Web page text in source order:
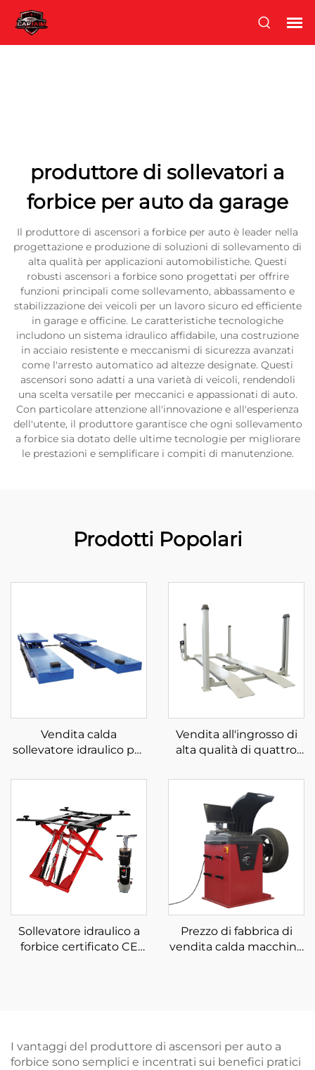
produttore di sollevatori a
forbice per auto da garage
Il produttore di ascensori a forbice per auto è leader nella
progettazione e produzione di soluzioni di sollevamento di
alta qualità per applicazioni automobilistiche. Questi
robusti ascensori a forbice sono progettati per offrire
funzioni principali come sollevamento, abbassamento e
stabilizzazione dei veicoli per un lavoro sicuro ed efficiente
in garage e officine. Le caratteristiche tecnologiche
includono un sistema idraulico affidabile, una costruzione
in acciaio resistente e meccanismi di sicurezza avanzati
come l'arresto automatico ad altezze designate. Questi
ascensori sono adatti a una varietà di veicoli, rendendoli
una scelta versatile per meccanici e appassionati di auto.
Con particolare attenzione all'innovazione e all'esperienza
dell'utente, il produttore garantisce che ogni sollevamento
a forbice sia dotato delle ultime tecnologie per migliorare
le prestazioni e semplificare i compiti di manutenzione.
Prodotti Popolari
Vendita calda
sollevatore idraulico per
elettrico per auto per
forbice per auto
Vendita all'ingrosso di
alta qualità di quattro
parcheggio in vendita
Sollevatore idraulico a
forbice certificato CE
Prezzo di fabbrica di
vendita calda macchina
I vantaggi del produttore di ascensori per auto a
forbice sono semplici e incentrati sui benefici pratici